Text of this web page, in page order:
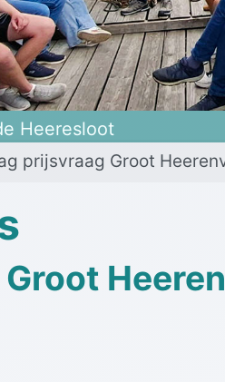
Heeresloot
prijsvraag Groot